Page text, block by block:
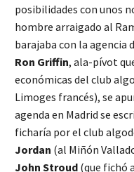
posibilidades con unos
hombre arraigado al
barajaba con la agencia
Ron Griffin, ala-pívot
económicas del club
Limoges francés), se
agenda en Madrid se
ficharía por el club
Jordan (al Miñón
John Stroud (que fichó